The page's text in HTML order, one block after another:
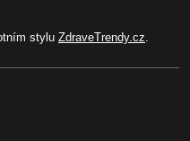
stylu ZdraveTrendy.cz